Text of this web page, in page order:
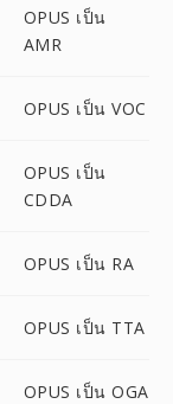
OPUS เป็น
AMR
OPUS เป็น VOC
OPUS เป็น
CDDA
OPUS เป็น RA
OPUS เป็น TTA
OPUS เป็น OGA